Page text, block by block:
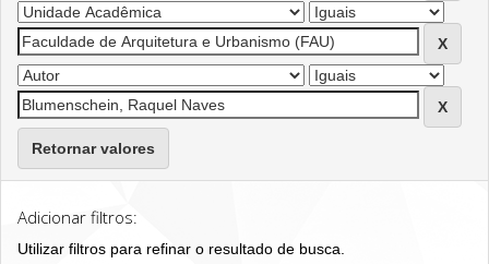
Retornar valores
Adicionar filtros:
Utilizar filtros para refinar o resultado de busca.